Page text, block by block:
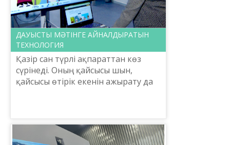
ДАУЫСТЫ МӘТІНГЕ АЙНАЛДЫРАТЫН
ТЕХНОЛОГИЯ
Қазір сан түрлі ақпараттан көз
сүрінеді. Оның қайсысы шын,
қайсысы өтірік екенін ажырату да